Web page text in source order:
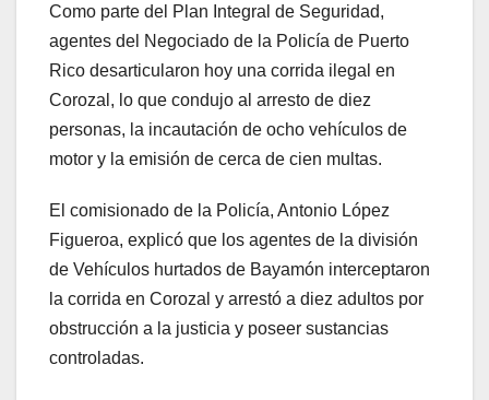
Como parte del Plan Integral de Seguridad,
agentes del Negociado de la Policía de Puerto
Rico desarticularon hoy una corrida ilegal en
Corozal, lo que condujo al arresto de diez
personas, la incautación de ocho vehículos de
motor y la emisión de cerca de cien multas.
El comisionado de la Policía, Antonio López
Figueroa, explicó que los agentes de la división
de Vehículos hurtados de Bayamón interceptaron
la corrida en Corozal y arrestó a diez adultos por
obstrucción a la justicia y poseer sustancias
controladas.